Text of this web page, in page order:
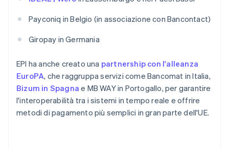
Payconiq in Belgio (in associazione con Bancontact)
Giropay in Germania
EPI ha anche creato una partnership con l'alleanza
EuroPA, che raggruppa servizi come Bancomat in Italia,
Bizum in Spagna e MB WAY in Portogallo, per garantire
l'interoperabilità tra i sistemi in tempo reale e offrire
metodi di pagamento più semplici in gran parte dell'UE.